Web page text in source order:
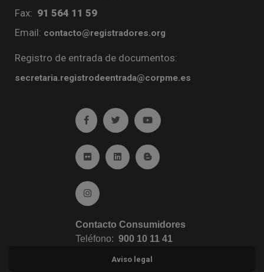
Fax: 91 564 11 59
Email: contacto@registradores.org
Registro de entrada de documentos:
secretaria.registrodeentrada@corpme.es
Ir a facebook (abre en ventana nueva)
Ir a twitter (abre en ventana nueva)
Ir a YouTube (abre en
Ir a Flickr (abre en ventana nueva)
Ir a Linkedin (abre en ventana nueva)
Ir al Blog (abre en ventana
Ir a Instagram (abre en ventana nueva)
Contacto Consumidores
Teléfono: 900 10 11 41
Aviso legal